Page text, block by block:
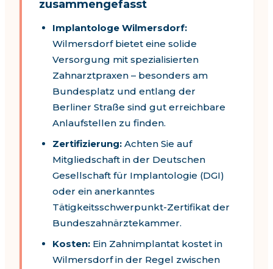
zusammengefasst
Implantologe Wilmersdorf:
Wilmersdorfbietet eine solide
Versorgung mit spezialisierten
Zahnarztpraxen – besonders am
Bundesplatz und entlang der
Berliner Straße sind gut erreichbare
Anlaufstellen zu finden.
Zertifizierung: Achten Sie auf
Mitgliedschaft in der Deutschen
Gesellschaft für Implantologie (DGI)
oder ein anerkanntes
Tätigkeitsschwerpunkt-Zertifikat der
Bundeszahnärztekammer.
Kosten: Ein Zahnimplantat kostet in
Wilmersdorfin der Regel zwischen